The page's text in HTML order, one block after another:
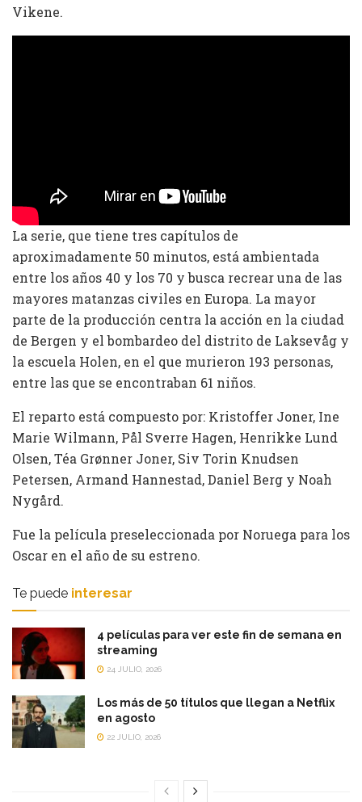
Vikene.
La serie, que tiene tres capítulos de
aproximadamente 50 minutos, está ambientada
entre los años 40 y los 70 y busca recrear una de las
mayores matanzas civiles en Europa. La mayor
parte de la producción centra la acción en la ciudad
de Bergen y el bombardeo del distrito de Laksevåg y
la escuela Holen, en el que murieron 193 personas,
entre las que se encontraban 61 niños.
El reparto está compuesto por: Kristoffer Joner, Ine
Marie Wilmann, Pål Sverre Hagen, Henrikke Lund
Olsen, Téa Grønner Joner, Siv Torin Knudsen
Petersen, Armand Hannestad, Daniel Berg y Noah
Nygård.
Fue la película preseleccionada por Noruega para los
Oscar en el año de su estreno.
Te puede interesar
4 películas para ver este fin de semana en
streaming
24 JULIO, 2026
Los más de 50 títulos que llegan a Netflix
en agosto
22 JULIO, 2026